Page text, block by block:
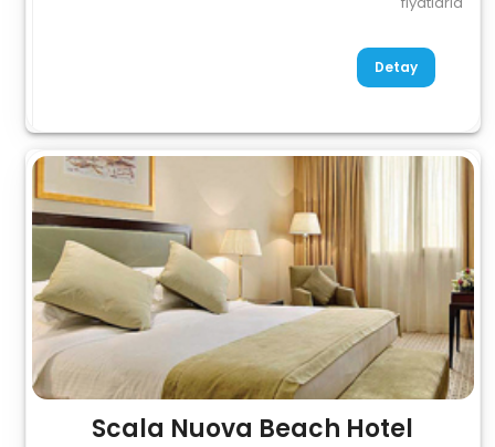
Detay
Scala Nuova Beach Hotel